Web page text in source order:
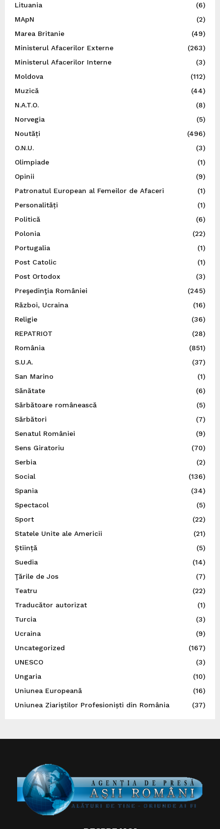
Lituania
(6)
MApN
(2)
Marea Britanie
(49)
Ministerul Afacerilor Externe
(263)
Ministerul Afacerilor Interne
(3)
Moldova
(112)
Muzică
(44)
N.A.T.O.
(8)
Norvegia
(5)
Noutăți
(496)
O.N.U.
(3)
Olimpiade
(1)
Opinii
(9)
Patronatul European al Femeilor de Afaceri
(1)
Personalități
(1)
Politică
(6)
Polonia
(22)
Portugalia
(1)
Post Catolic
(1)
Post Ortodox
(3)
Preşedinţia României
(245)
Război, Ucraina
(16)
Religie
(36)
REPATRIOT
(28)
România
(851)
S.U.A.
(37)
San Marino
(1)
Sănătate
(6)
Sărbătoare românească
(5)
Sărbători
(7)
Senatul României
(9)
Sens Giratoriu
(70)
Serbia
(2)
Social
(136)
Spania
(34)
Spectacol
(5)
Sport
(22)
Statele Unite ale Americii
(21)
Știință
(5)
Suedia
(14)
Ţările de Jos
(7)
Teatru
(22)
Traducător autorizat
(1)
Turcia
(3)
Ucraina
(9)
Uncategorized
(167)
UNESCO
(3)
Ungaria
(10)
Uniunea Europeană
(16)
Uniunea Ziariștilor Profesioniști din România
(37)